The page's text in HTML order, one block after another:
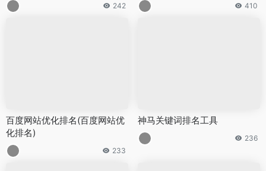
242 410
百度网站优化排名(百度网站优
化排名)
233
神马关键词排名工具
236